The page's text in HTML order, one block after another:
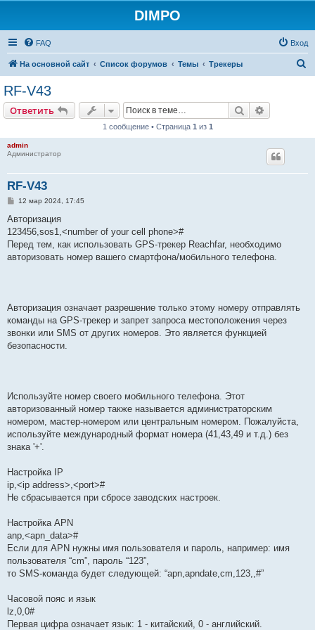
DIMPO
FAQ Вход
На основной сайт Список форумов Темы Трекеры
RF-V43
Ответить Поиск
1 сообщение • Страница 1 из 1
admin
Администратор
RF-V43
С
о
щ
е
н
и
12 мар 2024, 17:45
Авторизация
123456,sos1,<number of your cell phone>#
Перед тем, как использовать GPS-трекер Reachfar, необходимо
авторизовать номер вашего смартфона/мобильного телефона.
Авторизация означает разрешение только этому номеру отправлять
команды на GPS-трекер и запрет запроса местоположения через
звонки или SMS от других номеров. Это является функцией
безопасности.
Используйте номер своего мобильного телефона. Этот
авторизованный номер также называется администраторским
номером, мастер-номером или центральным номером. Пожалуйста,
используйте международный формат номера (41,43,49 и т.д.) без
знака '+'.
Настройка IP
ip,<ip address>,<port>#
Не сбрасывается при сбросе заводских настроек.
Настройка APN
anp,<apn_data>#
Если для APN нужны имя пользователя и пароль, например: имя
пользователя “cm”, пароль “123”,
то SMS-команда будет следующей: “apn,apndate,cm,123,,#”
Часовой пояс и язык
lz,0,0#
Первая цифра означает язык: 1 - китайский, 0 - английский.